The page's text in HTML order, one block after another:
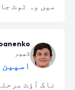
میں وہ ٹوٹ جائیں
کیپر
اسپین -
ناک آؤٹ